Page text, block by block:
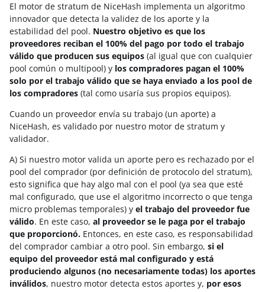
El motor de stratum de NiceHash implementa un algoritmo
innovador que detecta la validez de los aporte y la
estabilidad del pool. Nuestro objetivo es que los
proveedores reciban el 100% del pago por todo el trabajo
válido que producen sus equipos (al igual que con cualquier
pool común o multipool) y los compradores pagan el 100%
solo por el trabajo válido que se haya enviado a los pool de
los compradores (tal como usaría sus propios equipos).
Cuando un proveedor envía su trabajo (un aporte) a
NiceHash, es validado por nuestro motor de stratum y
validador.
A) Si nuestro motor valida un aporte pero es rechazado por el
pool del comprador (por definición de protocolo del stratum),
esto significa que hay algo mal con el pool (ya sea que esté
mal configurado, que use el algoritmo incorrecto o que tenga
micro problemas temporales) y el trabajo del proveedor fue
válido. En este caso, al proveedor se le paga por el trabajo
que proporcionó. Entonces, en este caso, es responsabilidad
del comprador cambiar a otro pool. Sin embargo, si el
equipo del proveedor está mal configurado y está
produciendo algunos (no necesariamente todas) los aportes
inválidos, nuestro motor detecta estos aportes y, por esos